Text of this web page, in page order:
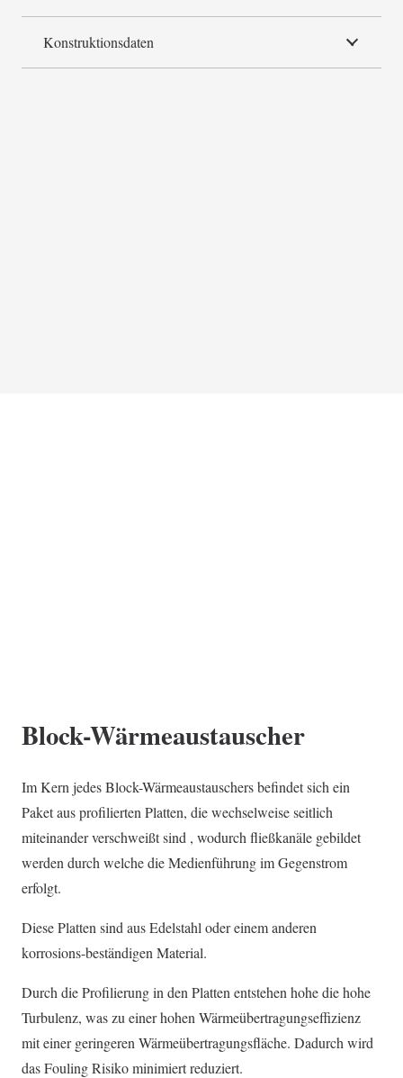
Konstruktionsdaten
Block-Wärmeaustauscher
Im Kern jedes Block-Wärmeaustauschers befindet sich ein
Paket aus profilierten Platten, die wechselweise seitlich
miteinander verschweißt sind , wodurch fließkanäle gebildet
werden durch welche die Medienführung im Gegenstrom
erfolgt.
Diese Platten sind aus Edelstahl oder einem anderen
korrosions-beständigen Material.
Durch die Profilierung in den Platten entstehen hohe die hohe
Turbulenz, was zu einer hohen Wärmeübertragungseffizienz
mit einer geringeren Wärmeübertragungsfläche. Dadurch wird
das Fouling Risiko minimiert reduziert.